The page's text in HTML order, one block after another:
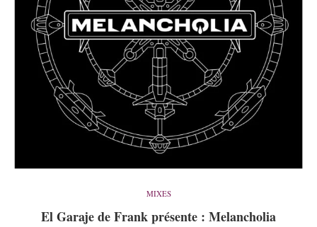
MIXES
El Garaje de Frank présente : Melancholia